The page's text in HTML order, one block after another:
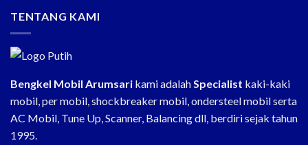
TENTANG KAMI
Bengkel Mobil Arumsari kami adalahSpecialist kaki-kaki
mobil, per mobil, shockbreaker mobil, ondersteel mobil serta
AC Mobil, Tune Up, Scanner, Balancing dll, berdiri sejak tahun
1995.